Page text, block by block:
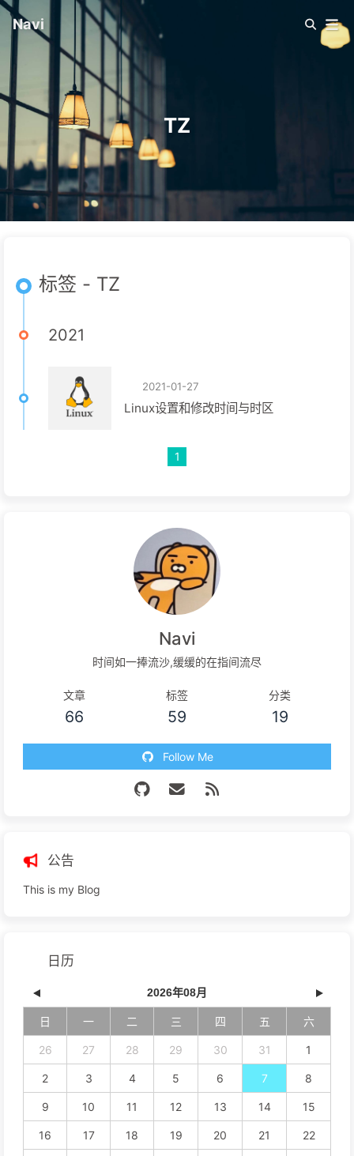
Navi
TZ
标签 - TZ
2021
2021-01-27
Linux设置和修改时间与时区
1
Navi
时间如一捧流沙,缓缓的在指间流尽
文章
66
标签
59
分类
19
Follow Me
公告
This is my Blog
日历
2026年08月
日 一 二 三 四 五 六
26 27 28 29 30 31 1
2 3 4 5 6 7 8
9 10 11 12 13 14 15
16 17 18 19 20 21 22